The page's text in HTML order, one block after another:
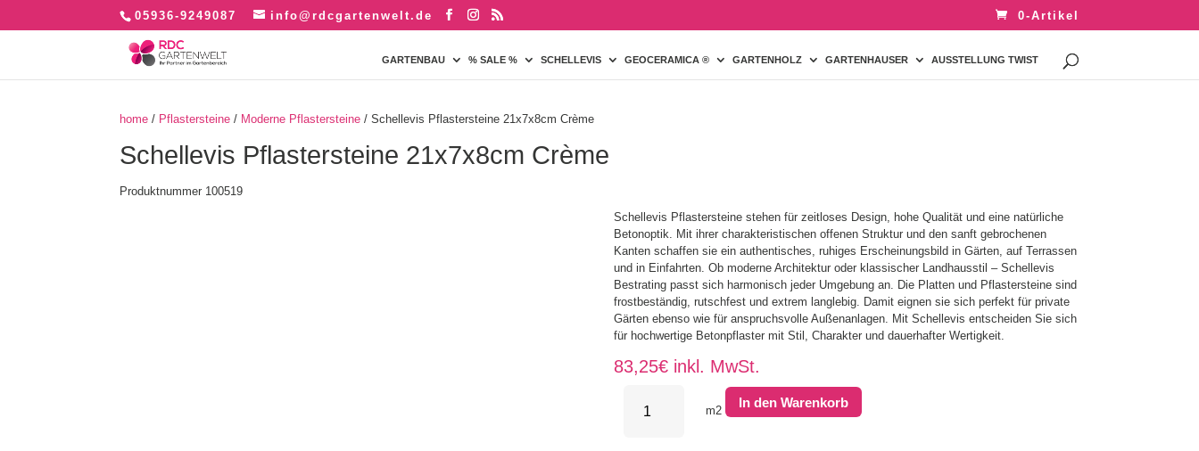
05936-9249087 info@rdcgartenwelt.de 0-Artikel
GARTENBAU % SALE % SCHELLEVIS GEOCERAMICA ® GARTENHOLZ GARTENHAUSER AUSSTELLUNG TWIST
home / Pflastersteine / Moderne Pflastersteine / Schellevis Pflastersteine 21x7x8cm Crème
Schellevis Pflastersteine 21x7x8cm Crème
Produktnummer 100519
Schellevis Pflastersteine stehen für zeitloses Design, hohe Qualität und eine natürliche
Betonoptik. Mit ihrer charakteristischen offenen Struktur und den sanft gebrochenen
Kanten schaffen sie ein authentisches, ruhiges Erscheinungsbild in Gärten, auf Terrassen
und in Einfahrten. Ob moderne Architektur oder klassischer Landhausstil – Schellevis
Bestrating passt sich harmonisch jeder Umgebung an. Die Platten und Pflastersteine sind
frostbeständig, rutschfest und extrem langlebig. Damit eignen sie sich perfekt für private
Gärten ebenso wie für anspruchsvolle Außenanlagen. Mit Schellevis entscheiden Sie sich
für hochwertige Betonpflaster mit Stil, Charakter und dauerhafter Wertigkeit.
83,25€ inkl. MwSt.
Pflastersteine
m2
In den Warenkorb